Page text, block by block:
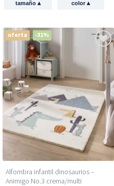
tamaño ▴ color▴
oferta -31%
Alfombra infantil dinosaurios –
Animigo No.3 crema/multi